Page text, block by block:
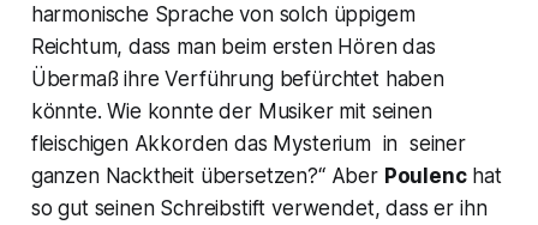
harmonische Sprache von solch üppigem
Reichtum, dass man beim ersten Hören das
Übermaß ihre Verführung befürchtet haben
könnte. Wie konnte der Musiker mit seinen
fleischigen Akkorden das Mysterium in seiner
ganzen Nacktheit übersetzen?“ Aber Poulenchat
so gut seinen Schreibstift verwendet, dass er ihn